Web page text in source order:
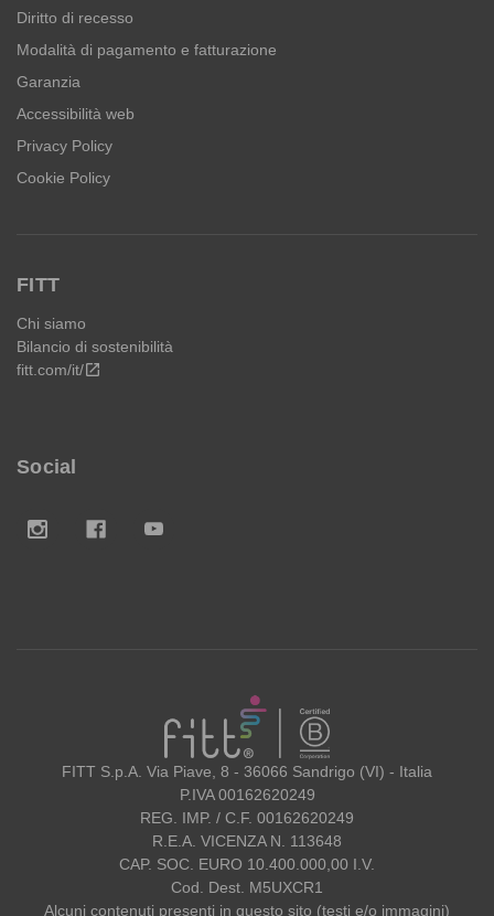
Diritto di recesso
Modalità di pagamento e fatturazione
Garanzia
Accessibilità web
Privacy Policy
Cookie Policy
FITT
Chi siamo
Bilancio di sostenibilità
fitt.com/it/open_in_new
Social
FITT
FITT S.p.A. Via Piave, 8 - 36066 Sandrigo (VI) - Italia
P.IVA 00162620249
REG. IMP. / C.F. 00162620249
R.E.A. VICENZA N. 113648
CAP. SOC. EURO 10.400.000,00 I.V.
Cod. Dest. M5UXCR1
Alcuni contenuti presenti in questo sito (testi e/o immagini)